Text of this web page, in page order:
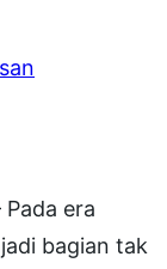
Pada era
bagian tak